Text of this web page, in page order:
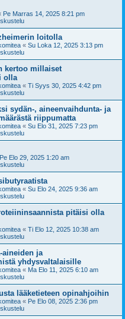
Pe Marras 14, 2025 8:21 pm
loitolla
« Su Loka 12, 2025 3:13 pm
kertoo millaiset
olla
« Ti Syys 30, 2025 4:42 pm
sydän-, aineenvaihdunta- ja
riippumatta
« Su Elo 31, 2025 7:23 pm
Pe Elo 29, 2025 1:20 am
« Su Elo 24, 2025 9:36 am
pitäisi olla
« Ti Elo 12, 2025 10:38 am
aineiden ja
yhdysvaltalaisille
« Ma Elo 11, 2025 6:10 am
lääketieteen opinahjoihin
« Pe Elo 08, 2025 2:36 pm